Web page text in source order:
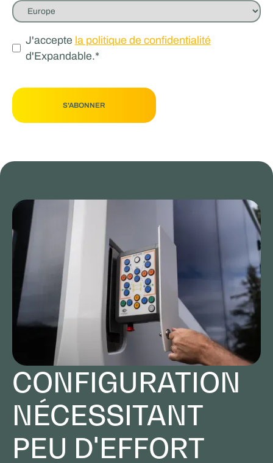
J'accepte la politique de confidentialité
d'Expandable.*
CONFIGURATION
NÉCESSITANT
PEU D'EFFORT